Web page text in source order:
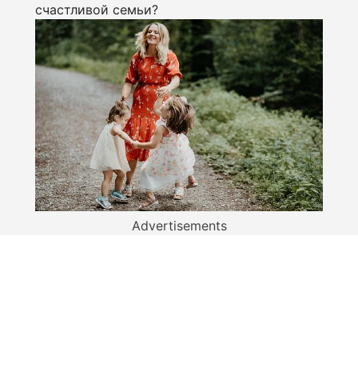
счастливой семьи?
Advertisements